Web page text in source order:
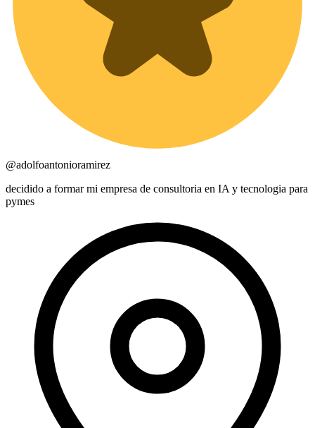
@adolfoantonioramirez
decidido a formar mi empresa de consultoria en IA y tecnologia para
pymes